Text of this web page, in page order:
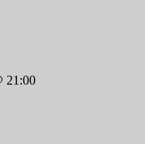
21:00